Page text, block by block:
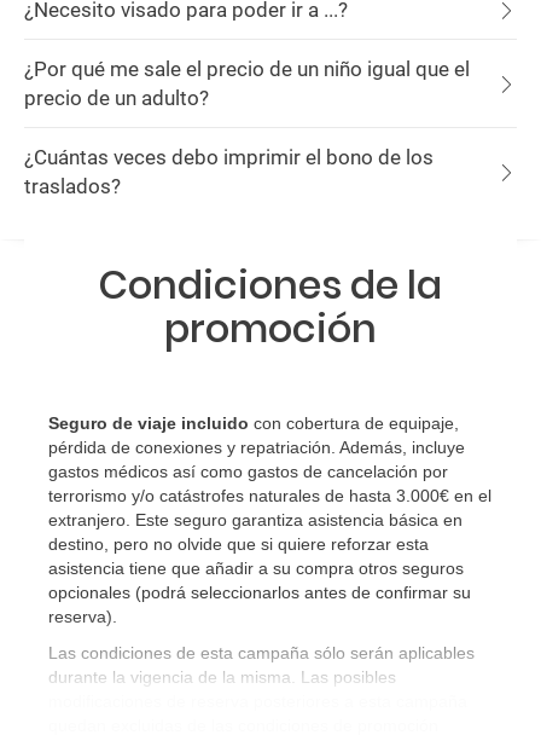
¿Necesito visado para poder ir a ...?
¿Por qué me sale el precio de un niño igual que el
precio de un adulto?
¿Cuántas veces debo imprimir el bono de los
traslados?
Condiciones de la
promoción
Seguro de viaje incluido con cobertura de equipaje,
pérdida de conexiones y repatriación. Además, incluye
gastos médicos así como gastos de cancelación por
terrorismo y/o catástrofes naturales de hasta 3.000€ en el
extranjero. Este seguro garantiza asistencia básica en
destino, pero no olvide que si quiere reforzar esta
asistencia tiene que añadir a su compra otros seguros
opcionales (podrá seleccionarlos antes de confirmar su
reserva)
Las condiciones de esta campaña sólo serán aplicables
durante la vigencia de la misma. Las posibles